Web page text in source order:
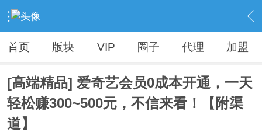
› Vip精品资源（人无我有，人有我优） ›
各大VIP资源【精品不断，全网首发】
内容
首页 版块 VIP 圈子 代理 加盟
[高端精品] 爱奇艺会员0成本开通，一天
轻松赚300~500元，不信来看！【附渠
道】